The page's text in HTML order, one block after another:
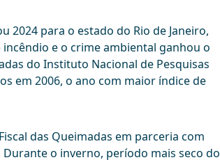
para o estado do Rio de Janeiro,
e o crime ambiental ganhou o
do Instituto Nacional de Pesquisas
em 2006, o ano com maior índice de
das Queimadas em parceria com
o inverno, período mais seco do